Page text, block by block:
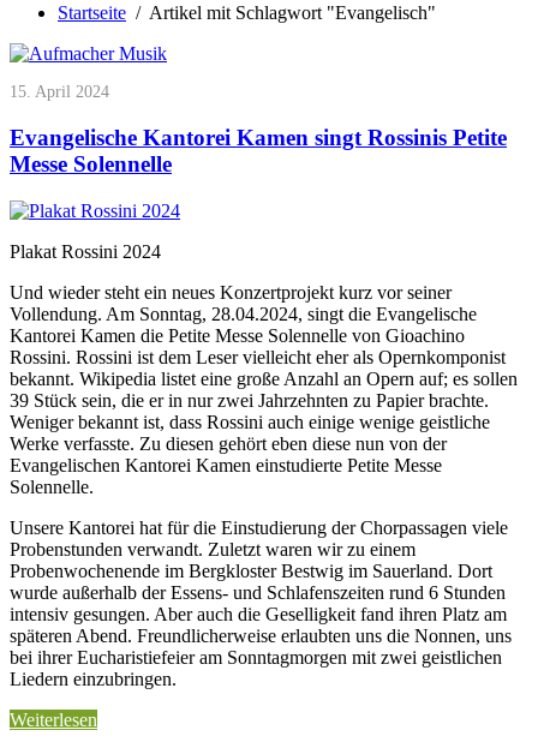
Startseite / Artikel mit Schlagwort "Evangelisch"
15. April 2024
Evangelische Kantorei Kamen singt Rossinis Petite
Messe Solennelle
Plakat Rossini 2024
Und wieder steht ein neues Konzertprojekt kurz vor seiner
Vollendung. Am Sonntag, 28.04.2024, singt die Evangelische
Kantorei Kamen die Petite Messe Solennelle von Gioachino
Rossini. Rossini ist dem Leser vielleicht eher als Opernkomponist
bekannt. Wikipedia listet eine große Anzahl an Opern auf; es sollen
39 Stück sein, die er in nur zwei Jahrzehnten zu Papier brachte.
Weniger bekannt ist, dass Rossini auch einige wenige geistliche
Werke verfasste. Zu diesen gehört eben diese nun von der
Evangelischen Kantorei Kamen einstudierte Petite Messe
Solennelle.
Unsere Kantorei hat für die Einstudierung der Chorpassagen viele
Probenstunden verwandt. Zuletzt waren wir zu einem
Probenwochenende im Bergkloster Bestwig im Sauerland. Dort
wurde außerhalb der Essens- und Schlafenszeiten rund 6 Stunden
intensiv gesungen. Aber auch die Geselligkeit fand ihren Platz am
späteren Abend. Freundlicherweise erlaubten uns die Nonnen, uns
bei ihrer Eucharistiefeier am Sonntagmorgen mit zwei geistlichen
Liedern einzubringen.
Weiterlesen